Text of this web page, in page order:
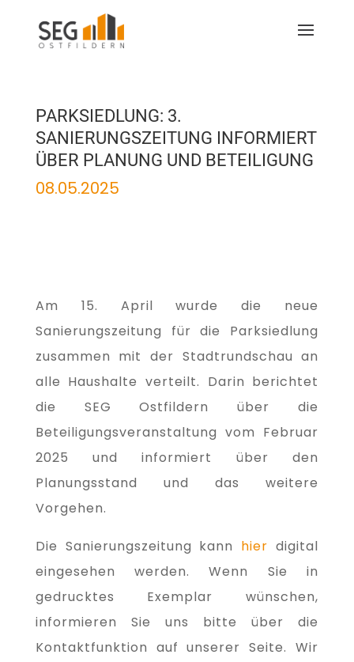
PARKSIEDLUNG: 3.
SANIERUNGSZEITUNG INFORMIERT
ÜBER PLANUNG UND BETEILIGUNG
08.05.2025
Am 15. April wurde die neue
Sanierungszeitung für die Parksiedlung
zusammen mit der Stadtrundschau an
alle Haushalte verteilt. Darin berichtet
die SEG Ostfildern über die
Beteiligungsveranstaltung vom Februar
2025 und informiert über den
Planungsstand und das weitere
Vorgehen.
Die Sanierungszeitung kann hier digital
eingesehen werden. Wenn Sie in
gedrucktes Exemplar wünschen,
informieren Sie uns bitte über die
Kontaktfunktion auf unserer Seite. Wir